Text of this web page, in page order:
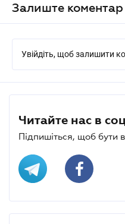
Залиште коментар
Увійдіть, щоб залишити
Читайте нас в
Підпишіться, щоб бути